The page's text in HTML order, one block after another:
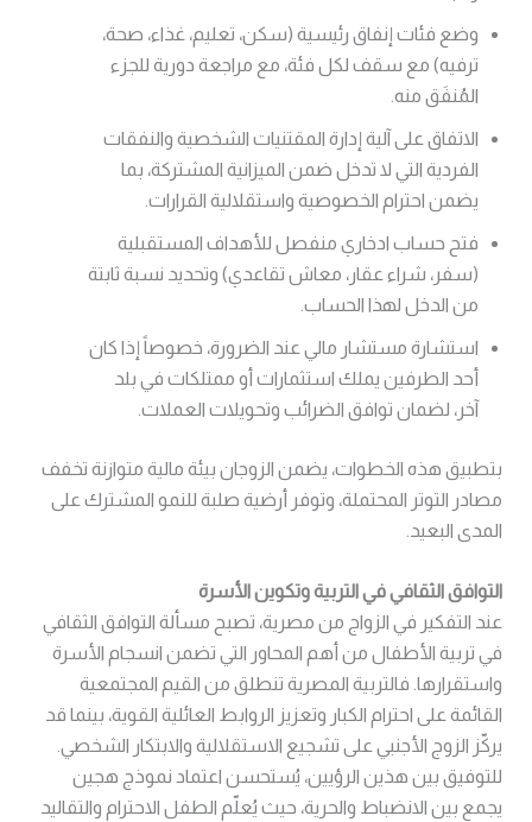
وضع فئات إنفاق رئيسية (سكن، تعليم، غذاء، صحة،
ترفيه) مع سقف لكل فئة، مع مراجعة دورية للجزء
المُنفَق منه.
الاتفاق على آلية إدارة المقتنيات الشخصية والنفقات
الفردية التي لا تدخل ضمن الميزانية المشتركة، بما
يضمن احترام الخصوصية واستقلالية القرارات.
فتح حساب ادخاري منفصل للأهداف المستقبلية
(سفر، شراء عقار، معاش تقاعدي) وتحديد نسبة ثابتة
من الدخل لهذا الحساب.
استشارة مستشار مالي عند الضرورة، خصوصاً إذا كان
أحد الطرفين يملك استثمارات أو ممتلكات في بلد
آخر، لضمان توافق الضرائب وتحويلات العملات.
بتطبيق هذه الخطوات، يضمن الزوجان بيئة مالية متوازنة تخفف
مصادر التوتر المحتملة، وتوفر أرضية صلبة للنمو المشترك على
المدى البعيد.
التوافق الثقافي في التربية وتكوين الأسرة
عند التفكير في الزواج من مصرية، تصبح مسألة التوافق الثقافي
في تربية الأطفال من أهم المحاور التي تضمن انسجام الأسرة
واستقرارها. فالتربية المصرية تنطلق من القيم المجتمعية
القائمة على احترام الكبار وتعزيز الروابط العائلية القوية، بينما قد
يركّز الزوج الأجنبي على تشجيع الاستقلالية والابتكار الشخصي.
للتوفيق بين هذين الرؤيين، يُستحسن اعتماد نموذج هجين
يجمع بين الانضباط والحرية، حيث يُعلّم الطفل الاحترام والتقاليد